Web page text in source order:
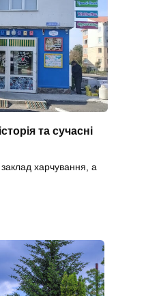
та сучасні
харчування, а